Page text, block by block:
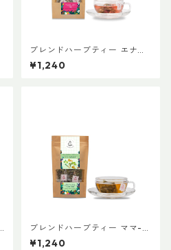
ブレンドハーブティー エナジ
ー-ENERGY 普通サイズ
¥1,240
ブレンドハーブティー ママ-M
AMA 普通サイズ
¥1,240